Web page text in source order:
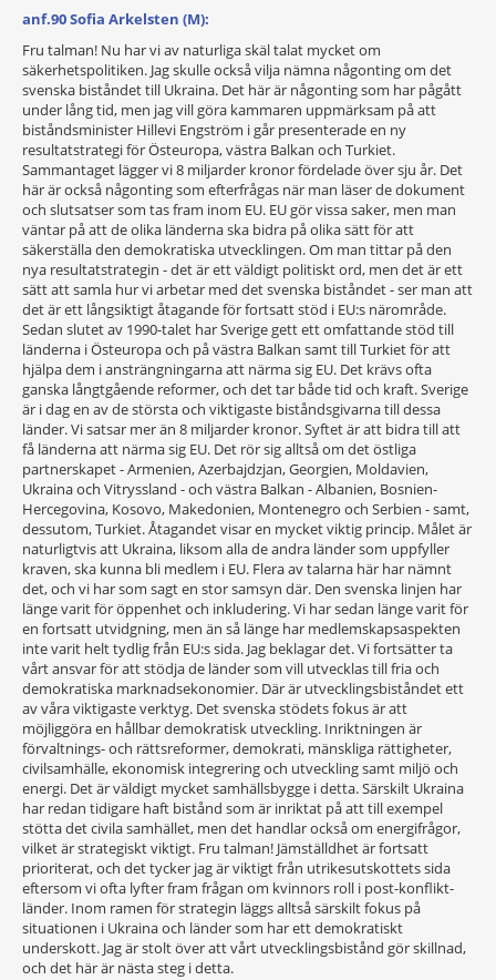
anf.90 Sofia Arkelsten (M):
Fru talman! Nu har vi av naturliga skäl talat mycket om
säkerhetspolitiken. Jag skulle också vilja nämna någonting om det
svenska biståndet till Ukraina. Det här är någonting som har pågått
under lång tid, men jag vill göra kammaren uppmärksam på att
biståndsminister Hillevi Engström i går presenterade en ny
resultatstrategi för Östeuropa, västra Balkan och Turkiet.
Sammantaget lägger vi 8 miljarder kronor fördelade över sju år. Det
här är också någonting som efterfrågas när man läser de dokument
och slutsatser som tas fram inom EU. EU gör vissa saker, men man
väntar på att de olika länderna ska bidra på olika sätt för att
säkerställa den demokratiska utvecklingen. Om man tittar på den
nya resultatstrategin - det är ett väldigt politiskt ord, men det är ett
sätt att samla hur vi arbetar med det svenska biståndet - ser man att
det är ett långsiktigt åtagande för fortsatt stöd i EU:s närområde.
Sedan slutet av 1990-talet har Sverige gett ett omfattande stöd till
länderna i Östeuropa och på västra Balkan samt till Turkiet för att
hjälpa dem i ansträngningarna att närma sig EU. Det krävs ofta
ganska långtgående reformer, och det tar både tid och kraft. Sverige
är i dag en av de största och viktigaste biståndsgivarna till dessa
länder. Vi satsar mer än 8 miljarder kronor. Syftet är att bidra till att
få länderna att närma sig EU. Det rör sig alltså om det östliga
partnerskapet - Armenien, Azerbajdzjan, Georgien, Moldavien,
Ukraina och Vitryssland - och västra Balkan - Albanien, Bosnien-
Hercegovina, Kosovo, Makedonien, Montenegro och Serbien - samt,
dessutom, Turkiet. Åtagandet visar en mycket viktig princip. Målet är
naturligtvis att Ukraina, liksom alla de andra länder som uppfyller
kraven, ska kunna bli medlem i EU. Flera av talarna här har nämnt
det, och vi har som sagt en stor samsyn där. Den svenska linjen har
länge varit för öppenhet och inkludering. Vi har sedan länge varit för
en fortsatt utvidgning, men än så länge har medlemskapsaspekten
inte varit helt tydlig från EU:s sida. Jag beklagar det. Vi fortsätter ta
vårt ansvar för att stödja de länder som vill utvecklas till fria och
demokratiska marknadsekonomier. Där är utvecklingsbiståndet ett
av våra viktigaste verktyg. Det svenska stödets fokus är att
möjliggöra en hållbar demokratisk utveckling. Inriktningen är
förvaltnings- och rättsreformer, demokrati, mänskliga rättigheter,
civilsamhälle, ekonomisk integrering och utveckling samt miljö och
energi. Det är väldigt mycket samhällsbygge i detta. Särskilt Ukraina
har redan tidigare haft bistånd som är inriktat på att till exempel
stötta det civila samhället, men det handlar också om energifrågor,
vilket är strategiskt viktigt. Fru talman! Jämställdhet är fortsatt
prioriterat, och det tycker jag är viktigt från utrikesutskottets sida
eftersom vi ofta lyfter fram frågan om kvinnors roll i post-konflikt-
länder. Inom ramen för strategin läggs alltså särskilt fokus på
situationen i Ukraina och länder som har ett demokratiskt
underskott. Jag är stolt över att vårt utvecklingsbistånd gör skillnad,
och det här är nästa steg i detta.